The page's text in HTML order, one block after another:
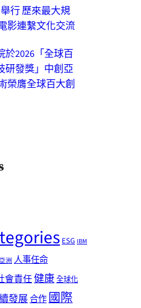
行 歷來最大規
影連繫文化交流
於2026「全球百
研發獎」中創亞
榮膺全球百大創
ESG IBM
洲 人事任命
會責任健康全球化
發展合作國際